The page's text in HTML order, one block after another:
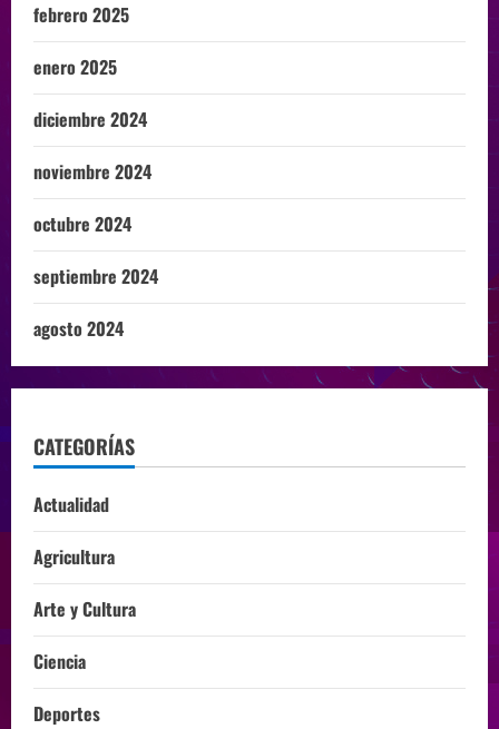
febrero 2025
enero 2025
diciembre 2024
noviembre 2024
octubre 2024
septiembre 2024
agosto 2024
CATEGORÍAS
Actualidad
Agricultura
Arte y Cultura
Ciencia
Deportes